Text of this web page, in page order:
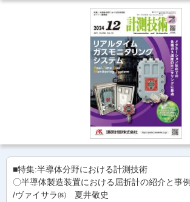
■特集:半導体分野における計測技術
〇半導体製造装置における屈折計の紹介と事例
/ヴァイサラ㈱ 夏井敬史